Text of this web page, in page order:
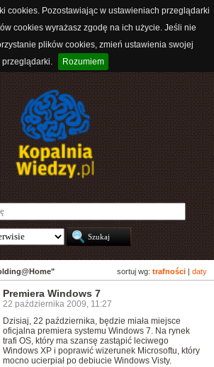
cookies. Pozostawiając w ustawieniach przeglądarki
cookies wyrażasz zgodę na ich użycie. Jeśli nie
plików cookies, zmień ustawienia swojej
przeglądarki.
Rozumiem
sortuj wg: trafności daty
Premiera Windows 7
22 października 2009, 11:27
Dzisiaj, 22 października, będzie miała miejsce
oficjalna premiera systemu Windows 7. Na rynek
trafi OS, który ma szansę zastąpić leciwego
Windows XP i poprawić wizerunek Microsoftu, który
mocno ucierpiał po debiucie Windows Visty.